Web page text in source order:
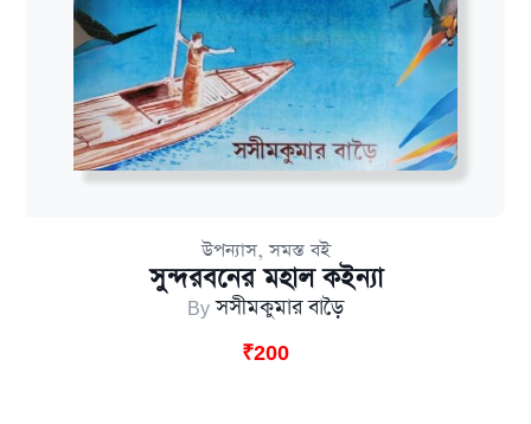
উপন্যাস,সমস্ত বই
সুন্দরবনের মহাল কইন্যা
Byসসীমকুমার বাড়ৈ
₹200